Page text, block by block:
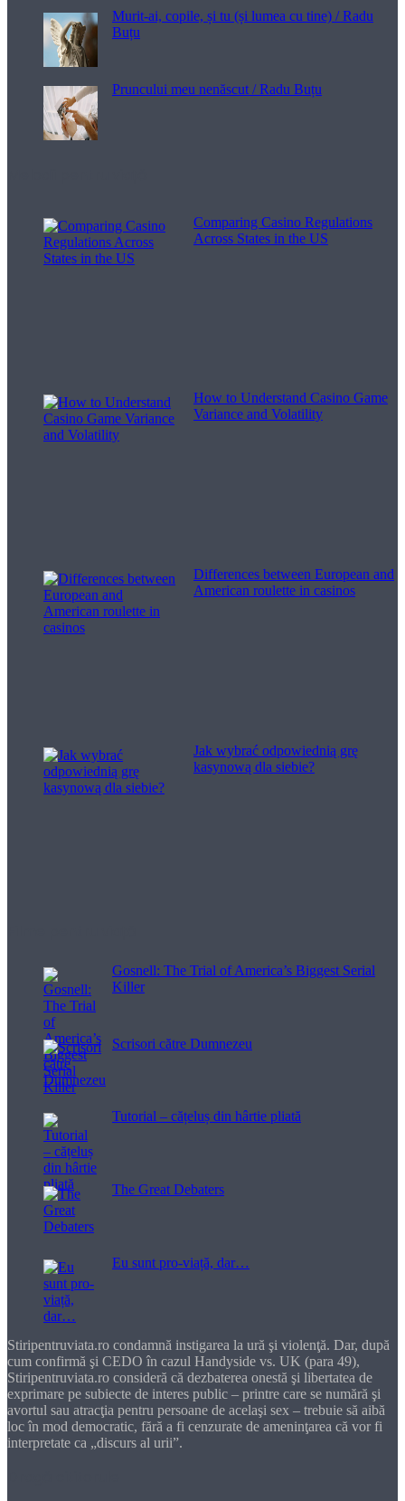
Murit-ai, copile, și tu (și lumea cu tine) / Radu
Buțu
Pruncului meu nenăscut / Radu Buțu
Comparing Casino Regulations
Across States in the US
How to Understand Casino Game
Variance and Volatility
Differences between European and
American roulette in casinos
Jak wybrać odpowiednią grę
kasynową dla siebie?
Gosnell: The Trial of America’s Biggest Serial
Killer
Scrisori către Dumnezeu
Tutorial – cățeluș din hârtie pliată
The Great Debaters
Eu sunt pro-viață, dar…
Stiripentruviata.ro condamnă instigarea la ură şi violenţă. Dar, după
cum confirmă şi CEDO în cazul Handyside vs. UK (para 49),
Stiripentruviata.ro consideră că dezbaterea onestă şi libertatea de
exprimare pe subiecte de interes public – printre care se numără şi
avortul sau atracţia pentru persoane de acelaşi sex – trebuie să aibă
loc în mod democratic, fără a fi cenzurate de ameninţarea că vor fi
interpretate ca „discurs al urii”.